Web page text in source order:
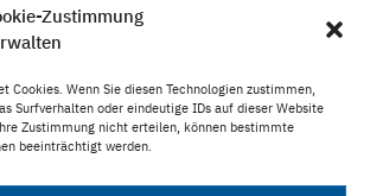
Zustimmung
Cookies. Wenn Sie diesen Technologien zustimmen,
Surfverhalten oder eindeutige IDs auf dieser Website
Zustimmung nicht erteilen, können bestimmte
beeinträchtigt werden.